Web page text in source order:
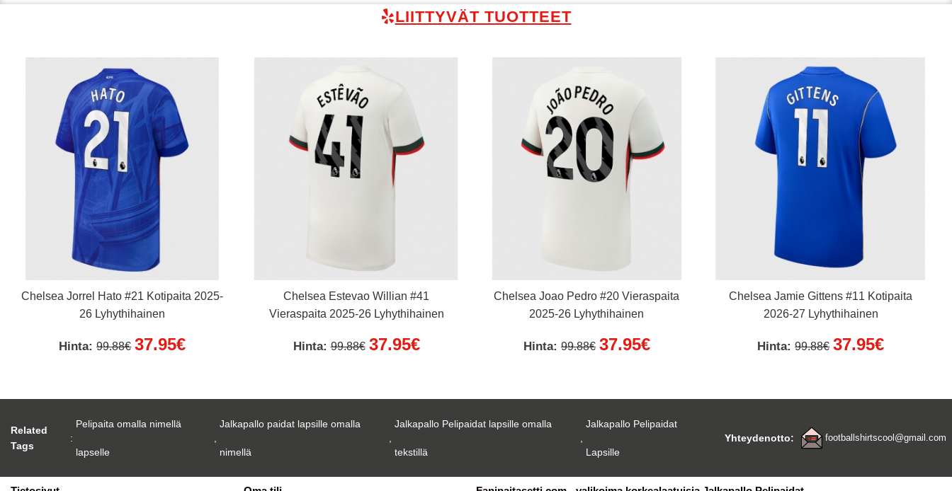
LIITTYVÄT TUOTTEET
Chelsea Jorrel Hato #21 Kotipaita 2025-
26 Lyhythihainen
Hinta:99.88€ 37.95€
Chelsea Estevao Willian #41
Vieraspaita 2025-26 Lyhythihainen
Hinta:99.88€ 37.95€
Chelsea Joao Pedro #20 Vieraspaita
2025-26 Lyhythihainen
Hinta: 99.88€ 37.95€
Chelsea Jamie Gittens #11 Kotipaita
2026-27 Lyhythihainen
Hinta:99.88€ 37.95€
Related
Tags
:
Pelipaita omalla nimellä
lapselle
,
Jalkapallo paidat lapsille omalla
nimellä
,
Jalkapallo Pelipaidat lapsille omalla
tekstillä
,
Jalkapallo Pelipaidat
Lapsille
Yhteydenotto: footballshirtscool@gmail.com